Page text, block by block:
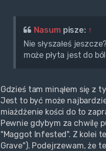
Nasum pisze: ↑
Nie słyszałeś
może płyta jest do
Gdzieś tam minąłem się z
Jest to być może
miażdżenie kości do to
Pewnie gdybym za chwilę
"Maggot Infested". Z kolei
Grave"). Podejrzewam, że